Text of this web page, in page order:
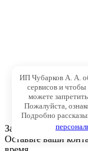
ИП Чубарков А. А.
сервисов и
можете
Пожалуйста,
Подробно
Заказать обратный
Оставьте ваши